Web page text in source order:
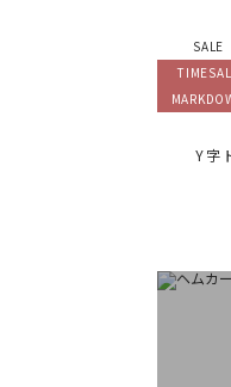
SALE
Y字